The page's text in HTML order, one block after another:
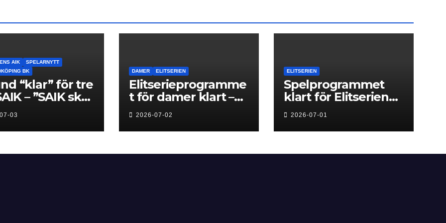
AIK
SPELARNYTT
BK
“klar” för tre
– ”SAIK ska
dit klubben
03
DAMER ELITSERIEN
Elitserieprogramme
t för damer klart –
premiär för Next
Level
2026-07-02
ELITSERIEN
Spelprogrammet
klart för Elitserien
Herr 2026/27
2026-07-01